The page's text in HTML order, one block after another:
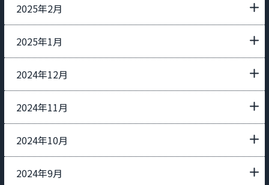
2025年2月
2025年1月
2024年12月
2024年11月
2024年10月
2024年9月